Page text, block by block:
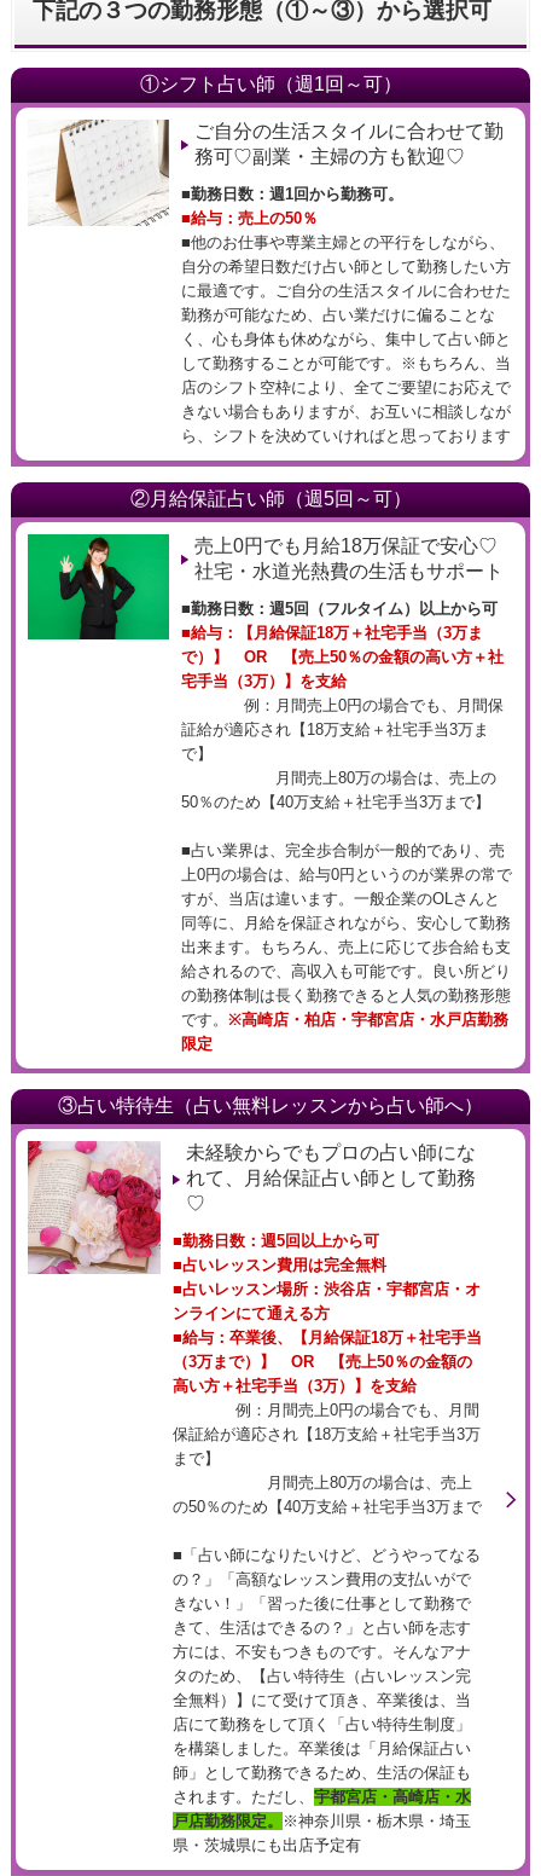
下記の３つの勤務形態（①～③）から選択可
①シフト占い師（週1回～可）
ご自分の生活スタイルに合わせて勤
務可♡副業・主婦の方も歓迎♡
■勤務日数：週1回から勤務可。
■給与：売上の50％
■他のお仕事や専業主婦との平行をしながら、
自分の希望日数だけ占い師として勤務したい方
に最適です。ご自分の生活スタイルに合わせた
勤務が可能なため、占い業だけに偏ることな
く、心も身体も休めながら、集中して占い師と
して勤務することが可能です。※もちろん、当
店のシフト空枠により、全てご要望にお応えで
きない場合もありますが、お互いに相談しなが
ら、シフトを決めていければと思っております
②月給保証占い師（週5回～可）
売上0円でも月給18万保証で安心♡
社宅・水道光熱費の生活もサポート
■勤務日数：週5回（フルタイム）以上から可
■給与：【月給保証18万＋社宅手当（3万ま
で）】 OR 【売上50％の金額の高い方＋社
宅手当（3万）】を支給
例：月間売上0円の場合でも、月間保
証給が適応され【18万支給＋社宅手当3万ま
で】
月間売上80万の場合は、売上の
50％のため【40万支給＋社宅手当3万まで】
■占い業界は、完全歩合制が一般的であり、売
上0円の場合は、給与0円というのが業界の常で
すが、当店は違います。一般企業のOLさんと
同等に、月給を保証されながら、安心して勤務
出来ます。もちろん、売上に応じて歩合給も支
給されるので、高収入も可能です。良い所どり
の勤務体制は長く勤務できると人気の勤務形態
です。 ※高崎店・柏店・宇都宮店・水戸店勤務
限定
③占い特待生（占い無料レッスンから占い師へ）
未経験からでもプロの占い師にな
れて、月給保証占い師として勤務
♡
■勤務日数：週5回以上から可
■占いレッスン費用は完全無料
■占いレッスン場所：渋谷店・宇都宮店・オ
ンラインにて通える方
■給与：卒業後、【月給保証18万＋社宅手当
（3万まで）】 OR 【売上50％の金額の
高い方＋社宅手当（3万）】を支給
例：月間売上0円の場合でも、月間
保証給が適応され【18万支給＋社宅手当3万
まで】
月間売上80万の場合は、売上
の50％のため【40万支給＋社宅手当3万まで
■「占い師になりたいけど、どうやってなる
の？」「高額なレッスン費用の支払いがで
きない！」「習った後に仕事として勤務で
きて、生活はできるの？」と占い師を志す
方には、不安もつきものです。そんなアナ
タのため、【占い特待生（占いレッスン完
全無料）】にて受けて頂き、卒業後は、当
店にて勤務をして頂く「占い特待生制度」
を構築しました。卒業後は「月給保証占い
師」として勤務できるため、生活の保証も
されます。ただし、 宇都宮店・高崎店・水
戸店勤務限定。
※神奈川県・栃木県・埼玉
県・茨城県にも出店予定有